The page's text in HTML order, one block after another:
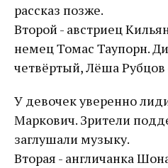
рассказ позже.
Второй - австриец
немец Томас Таупорн.
четвёртый, Лёша Рубцов
У девочек уверенно
Маркович. Зрители
заглушали музыку.
Вторая - англичанка